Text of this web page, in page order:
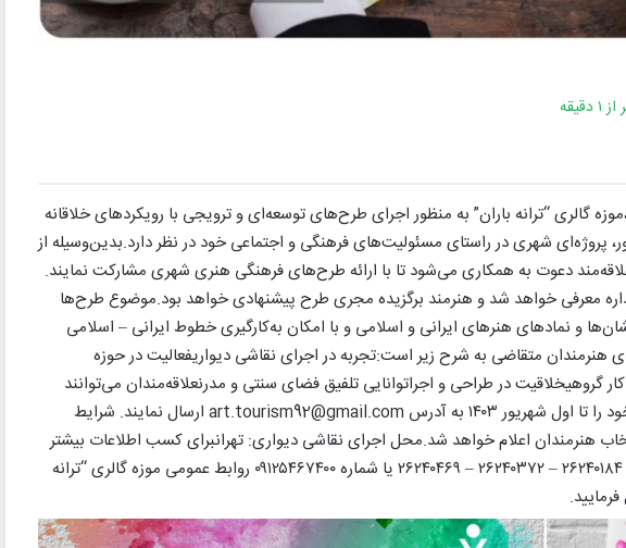
گالری “ترانه باران” به منظور اجرای طرح‌های توسعه‌ای و ترویجی با رویکردهای خلاقانه
پروژه‌ای شهری در راستای مسئولیت‌های فرهنگی و اجتماعی خود در نظر دارد.بدین‌وسیله از
دعوت به همکاری می‌شود تا با ارائه طرح‌های فرهنگی هنری شهری مشارکت نمایند.
معرفی خواهد شد و هنرمند برگزیده مجری طرح پیشنهادی خواهد بود.موضوع طرح‌ها
و نمادهای هنرهای ایرانی و اسلامی و با امکان به‌کارگیری خطوط ایرانی – اسلامی
هنرمندان متقاضی به شرح زیر است:تجربه در اجرای نقاشی دیواریفعالیت در حوزه
کار گروهیخلاقیت در طراحی و اجراتوانایی تلفیق فضای سنتی و مدرنعلاقه‌مندان می‌توانند
رزومه و نمونه آثار خود را تا اول شهریور ۱۴۰۳ به آدرس art.tourism92@gmail.com ارسال نمایند. شرایط
هنرمندان اعلام خواهد شد.محل اجرای نقاشی دیواری: تهرانبرای کسب اطلاعات بیشتر
با شماره‌های گالری ۲۶۲۴۰۱۸۴ – ۲۶۲۴۰۳۷۲ – ۲۶۲۴۰۴۶۹ یا شماره ۰۹۱۲۵۴۶۷۴۰۰ روابط عمومی موزه گالری “ترانه